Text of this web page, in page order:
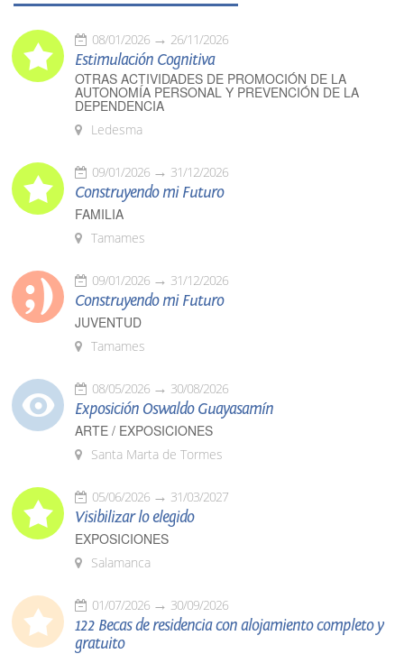
08/01/2026 26/11/2026
Estimulación Cognitiva
OTRAS ACTIVIDADES DE PROMOCIÓN DE LA
AUTONOMÍA PERSONAL Y PREVENCIÓN DE LA
DEPENDENCIA
Ledesma
09/01/2026 31/12/2026
Construyendo mi Futuro
FAMILIA
Tamames
09/01/2026 31/12/2026
Construyendo mi Futuro
JUVENTUD
Tamames
08/05/2026 30/08/2026
Exposición Oswaldo Guayasamín
ARTE / EXPOSICIONES
Santa Marta de Tormes
05/06/2026 31/03/2027
Visibilizar lo elegido
EXPOSICIONES
Salamanca
01/07/2026 30/09/2026
122 Becas de residencia con alojamiento completo y
gratuito